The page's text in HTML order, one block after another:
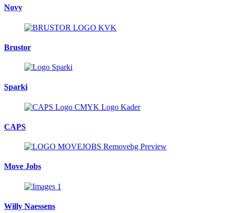
Novy
Brustor
Sparki
CAPS
Move Jobs
Willy Naessens